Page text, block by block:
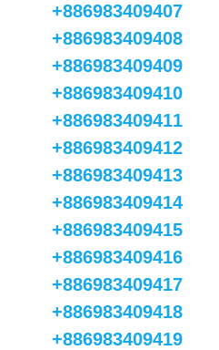
+886983409407
+886983409408
+886983409409
+886983409410
+886983409411
+886983409412
+886983409413
+886983409414
+886983409415
+886983409416
+886983409417
+886983409418
+886983409419